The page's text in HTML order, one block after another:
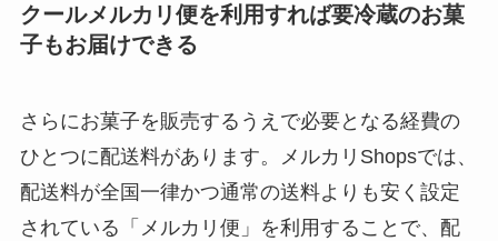
クールメルカリ便を利用すれば要冷蔵のお菓
子もお届けできる
さらにお菓子を販売するうえで必要となる経費の
ひとつに配送料があります。メルカリShopsでは、
配送料が全国一律かつ通常の送料よりも安く設定
されている「メルカリ便」を利用することで、配